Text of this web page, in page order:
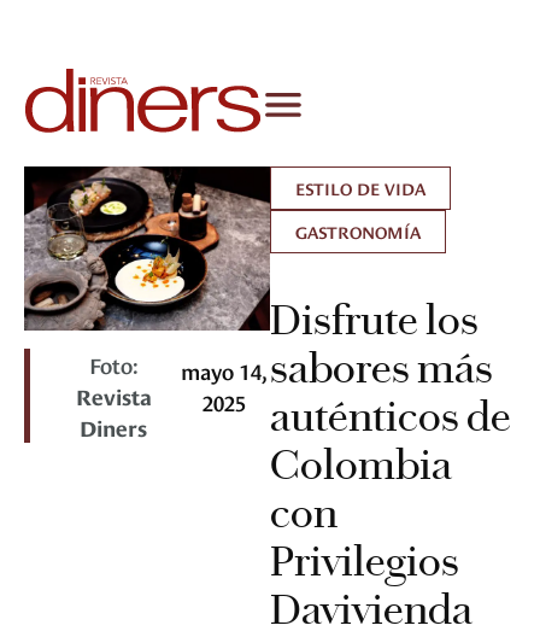
Foto:
Revista
Diners
mayo 14,
2025
ESTILO DE VIDA
GASTRONOMÍA
Disfrute los
sabores más
auténticos de
Colombia
con
Privilegios
Davivienda